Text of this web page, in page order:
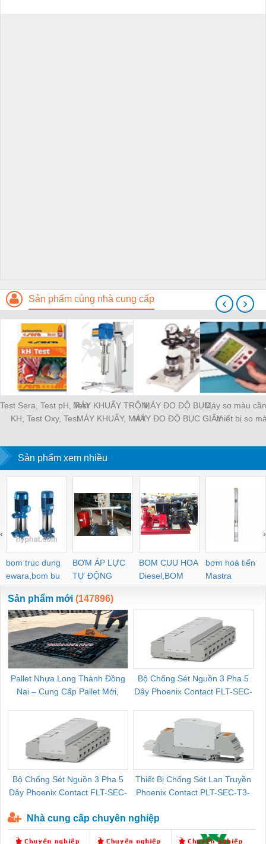
Sản phẩm cùng nhà cung cấp
Test Sera, Test pH, Test
KH, Test Oxy, Test
sera, test nhanh độ
cứng, test clorine, test
khí độc...
MÁY KHUẤY TRỘN,
MÁY KHUẤY, MÁY
MÁY ĐO ĐỘ BỤC,
MÁY ĐO ĐỘ BỤC GIẤY
THÙNG CARTON
Máy so màu
thiết bị so
‹ ›
Sản phẩm xem nhiều
bom truc dung
ewara,bom bu
ewara
BƠM ÁP LỰC
TỰ ĐỘNG
BOM CUU HOA
Diesel,BOM
CHUA CHAY
bơm hoả tiển
Mastra
‹ ›
Sản phẩm mới (147896)
Pallet Nhựa Long Thành Đồng
Nai – Cung Cấp Pallet Mới,
Bộ Chống Sét Nguồn 3 Pha 5
Dây Phoenix Contact FLT-SEC-
Bộ Chống Sét Nguồn 3 Pha 5
Dây Phoenix Contact FLT-SEC-
Thiết Bị Chống Sét Lan Truyền
Phoenix Contact PLT-SEC-T3-
Nhà cung cấp chuyên nghiệp